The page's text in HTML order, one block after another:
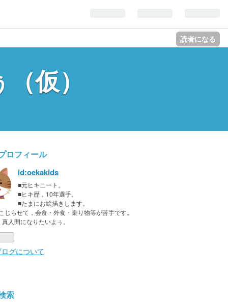
読者になる
仮）
ロフィール
id:oekakids
■元ヒキニート。
■ヒキ歴，10年選手。
■たまにお絵描きします。
じらせて，会食・外食・乗り物等が苦手です。
人間になりたいよぅ。
グについて
索